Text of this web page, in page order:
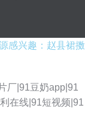
感兴趣：赵县裙擞
厂|91豆奶app|91
在线|91短视频|91